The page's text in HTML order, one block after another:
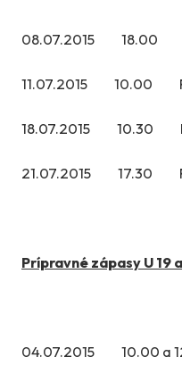
08.07.2015 18.00
11.07.2015 10.00 FC
18.07.2015 10.30 FC
21.07.2015 17.30 FC
Prípravné zápasy U 19 a
04.07.2015 10.00 a